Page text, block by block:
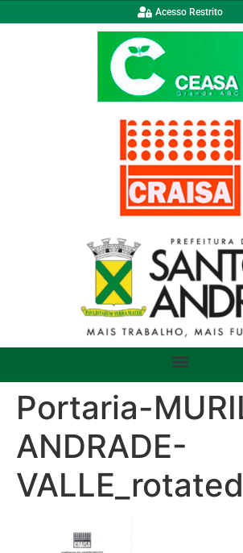
Acesso Restrito
Portaria-
ANDRADE-
VALLE_rotated